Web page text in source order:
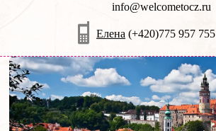
info@welcometocz.ru
Елена (+420)775 957 755